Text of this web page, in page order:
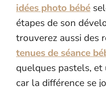
idées photo bébé
étapes de son
trouverez aussi des
tenues de séance
quelques pastels,
car la différence se